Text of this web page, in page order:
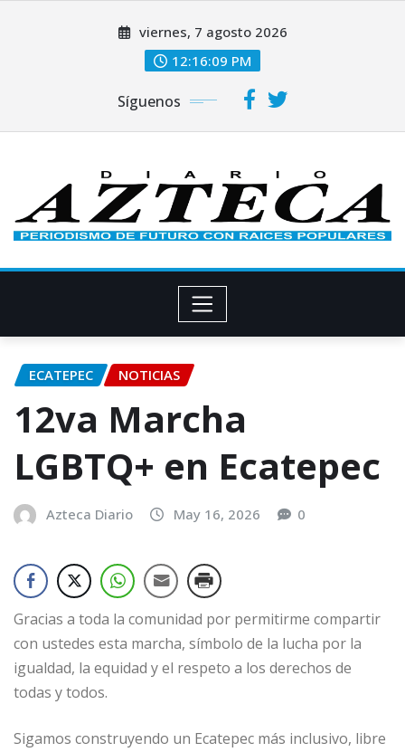
viernes, 7 agosto 2026
12:16:10 PM
Síguenos
ECATEPEC NOTICIAS
12va Marcha
LGBTQ+ en Ecatepec
Azteca Diario May 16, 2026 0
Gracias a toda la comunidad por permitirme compartir
con ustedes esta marcha, símbolo de la lucha por la
igualdad, la equidad y el respeto a los derechos de
todas y todos.
Sigamos construyendo un Ecatepec más inclusivo, libre